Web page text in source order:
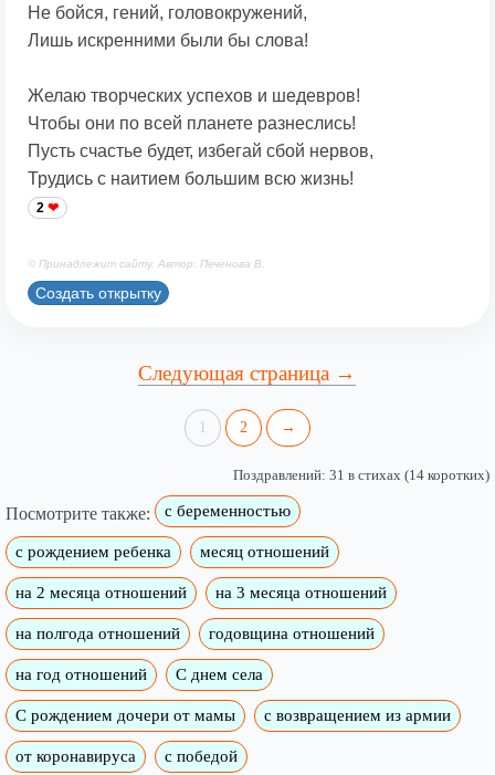
Не бойся, гений, головокружений,
Лишь искренними были бы слова!
Желаю творческих успехов и шедевров!
Чтобы они по всей планете разнеслись!
Пусть счастье будет, избегай сбой нервов,
Трудись с наитием большим всю жизнь!
2
© Принадлежит сайту. Автор: Печенова В.
Создать открытку
Следующая страница →
1 2 →
Поздравлений: 31 в стихах (14 коротких)
Посмотрите также: с беременностью
с рождением ребенка месяц отношений
на 2 месяца отношений на 3 месяца отношений
на полгода отношений годовщина отношений
на год отношений С днем села
С рождением дочери от мамы с возвращением из армии
от коронавируса с победой